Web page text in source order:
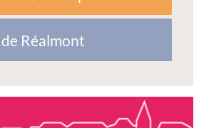
Réalmont